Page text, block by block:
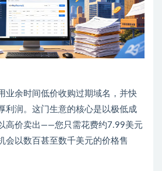
业余时间低价收购过期域名，并快
利润。这门生意的核心是以极低成
高价卖出——您只需花费约7.99美元
会以数百甚至数千美元的价格售